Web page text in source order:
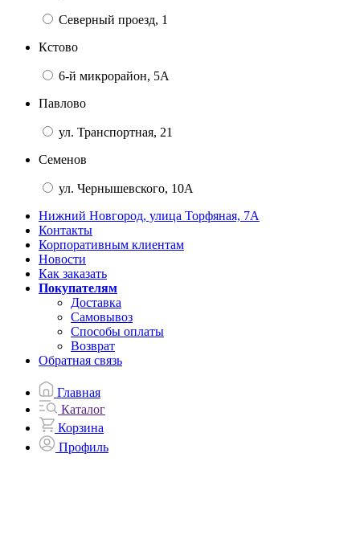
Северный проезд, 1
Кстово
6-й микрорайон, 5А
Павлово
ул. Транспортная, 21
Семенов
ул. Чернышевского, 10А
Нижний Новгород, улица Торфяная, 7А
Контакты
Корпоративным клиентам
Новости
Как заказать
Покупателям
Доставка
Самовывоз
Способы оплаты
Возврат
Обратная связь
Главная
Каталог
Корзина
Профиль